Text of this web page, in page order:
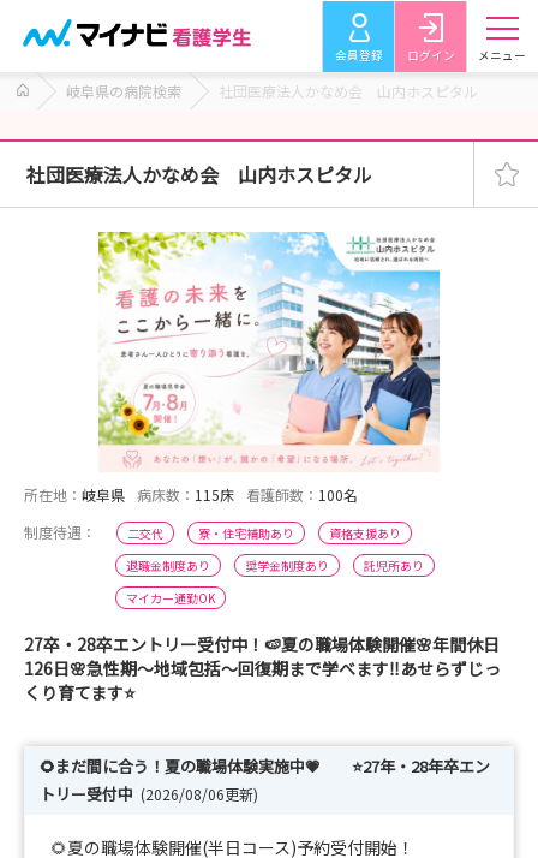
会員登録 ログイン メニュー
岐阜県の病院検索 社団医療法人かなめ会 山内ホスピタル
社団医療法人かなめ会 山内ホスピタル
所在地： 岐阜県 病床数： 115床 看護師数： 100名
制度待遇：
二交代 寮・住宅補助あり
資格支援あり
退職金制度あり
奨学金制度あり
託児所あり
マイカー通勤OK
27卒・28卒エントリー受付中！🍉夏の職場体験開催🌸年間休日
126日🌸急性期～地域包括～回復期まで学べます‼️あせらずじっ
くり育てます⭐
🌻まだ間に合う！夏の職場体験実施中💗 ⭐27年・28年卒エン
トリー受付中 (2026/08/06更新)
🌻夏の職場体験開催(半日コース)予約受付開始！